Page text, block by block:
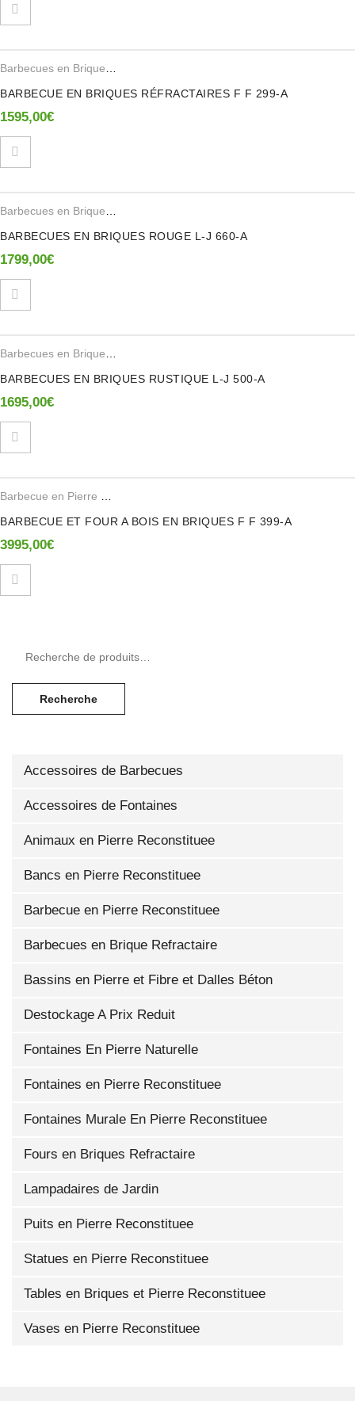
BARBECUE EN BRIQUES RÉFRACTAIRES F F 299-A
1595,00€
BARBECUES EN BRIQUES ROUGE L-J 660-A
1799,00€
BARBECUES EN BRIQUES RUSTIQUE L-J 500-A
1695,00€
BARBECUE ET FOUR A BOIS EN BRIQUES F F 399-A
3995,00€
Recherche
Accessoires de Barbecues
Accessoires de Fontaines
Animaux en Pierre Reconstituee
Bancs en Pierre Reconstituee
Barbecue en Pierre Reconstituee
Barbecues en Brique Refractaire
Bassins en Pierre et Fibre et Dalles Béton
Destockage A Prix Reduit
Fontaines En Pierre Naturelle
Fontaines en Pierre Reconstituee
Fontaines Murale En Pierre Reconstituee
Fours en Briques Refractaire
Lampadaires de Jardin
Puits en Pierre Reconstituee
Statues en Pierre Reconstituee
Tables en Briques et Pierre Reconstituee
Vases en Pierre Reconstituee